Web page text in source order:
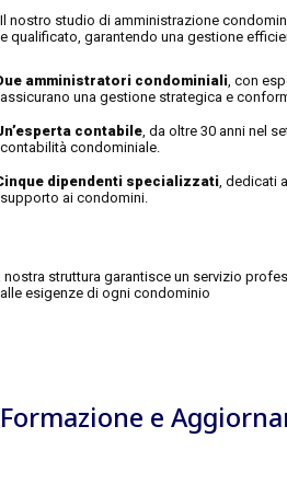
Il nostro studio di amministrazione
e qualificato, garantendo una gestione
amministratori condominiali , con
assicurano una gestione strategica e
contabile , da oltre 30 anni nel
contabilità condominiale.
dipendenti specializzati , dedicati
supporto ai condomini.
nostra struttura garantisce un servizio
alle esigenze di ogni condominio
Formazione e